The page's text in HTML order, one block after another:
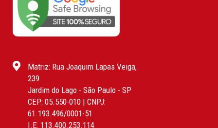
Matriz: Rua Joaquim Lapas Veiga,
239
Jardim do Lago - São Paulo - SP
CEP: 05.550-010 | CNPJ:
61.193.496/0001-51
I.E: 113.400.253.114